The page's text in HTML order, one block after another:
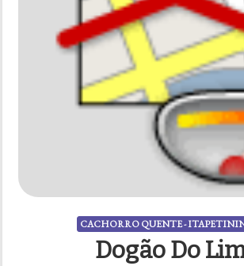
CACHORRO QUENTE -
Dogão Do